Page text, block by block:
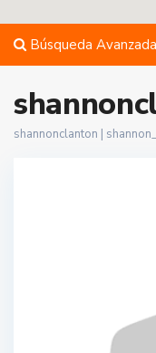
Búsqueda Avanzada
shannonclanton |